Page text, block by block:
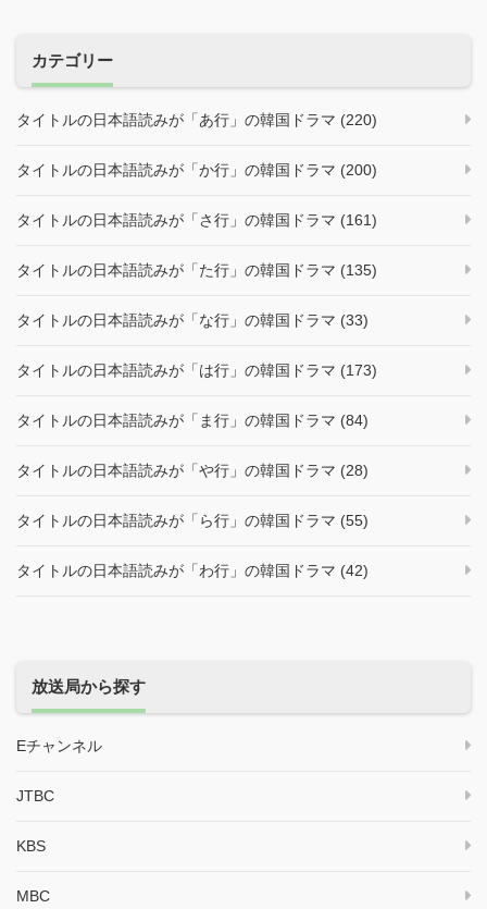
カテゴリー
タイトルの日本語読みが「あ行」の韓国ドラマ (220)
タイトルの日本語読みが「か行」の韓国ドラマ (200)
タイトルの日本語読みが「さ行」の韓国ドラマ (161)
タイトルの日本語読みが「た行」の韓国ドラマ (135)
タイトルの日本語読みが「な行」の韓国ドラマ (33)
タイトルの日本語読みが「は行」の韓国ドラマ (173)
タイトルの日本語読みが「ま行」の韓国ドラマ (84)
タイトルの日本語読みが「や行」の韓国ドラマ (28)
タイトルの日本語読みが「ら行」の韓国ドラマ (55)
タイトルの日本語読みが「わ行」の韓国ドラマ (42)
放送局から探す
Eチャンネル
JTBC
KBS
MBC